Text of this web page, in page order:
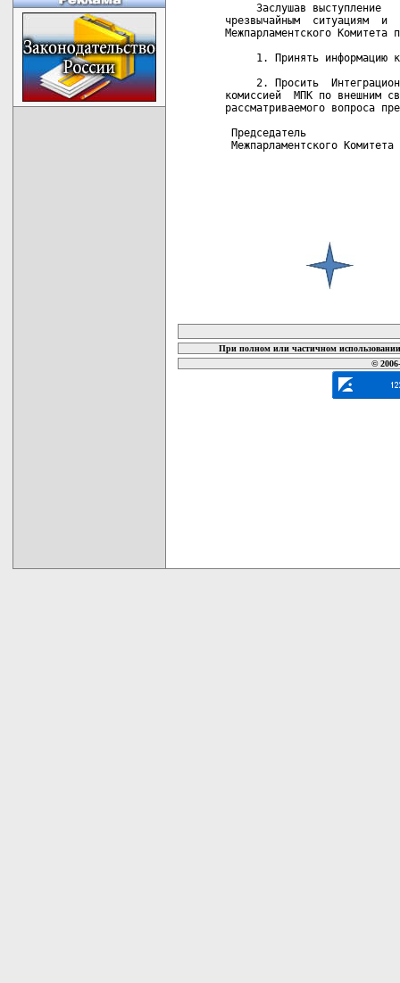
Заслушав выступление
чрезвычайным  ситуациям  и
Межпарламентского Комитета
1. Принять информацию
2. Просить
комиссией  МПК по внешним
рассматриваемого вопроса
Председатель
Межпарламентского
При полном или частичном
©